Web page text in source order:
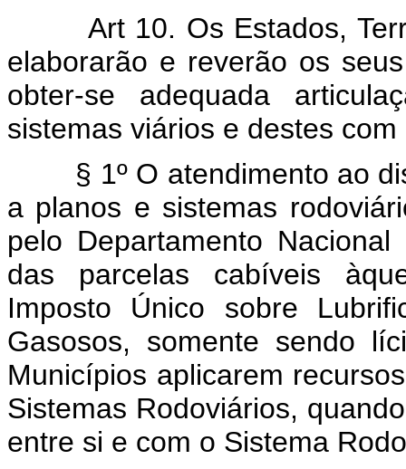
Art 10. Os Estados,
elaborarão e reverão os
obter-se adequada
sistemas viários e destes
§ 1º O atendimento ao
a planos e sistemas
pelo Departamento
das parcelas cabíveis
Imposto Único sobre
Gasosos, somente sendo
Municípios aplicarem
Sistemas Rodoviários,
entre si e com o Sistema